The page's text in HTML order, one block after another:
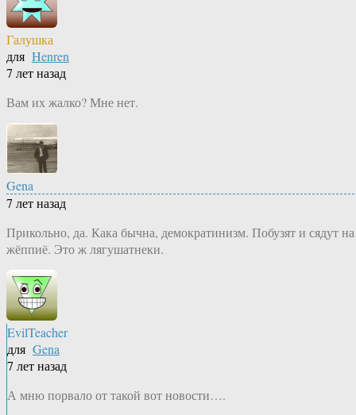
Галушка
для Henren
7 лет назад
Вам их жалко? Мне нет.
Gena
7 лет назад
Прикольно, да. Кака бычна, демократинизм. Побузят и сядут на
жёппиё. Это ж лягушатнеки.
EvilTeacher
для Gena
7 лет назад
А мню порвало от такой вот новости….